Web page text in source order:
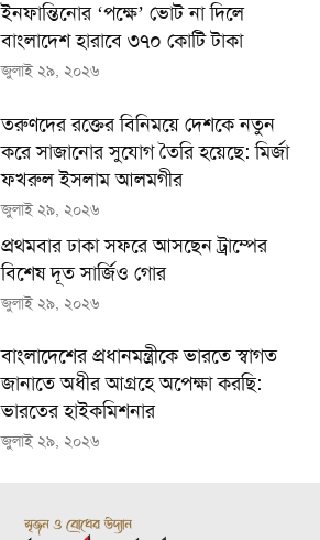
ইনফান্তিনোর ‘পক্ষে’ ভোট না দিলে
বাংলাদেশ হারাবে ৩৭০ কোটি টাকা
জুলাই ২৯, ২০২৬
তরুণদের রক্তের বিনিময়ে দেশকে নতুন
করে সাজানোর সুযোগ তৈরি হয়েছে: মির্জা
ফখরুল ইসলাম আলমগীর
জুলাই ২৯, ২০২৬
প্রথমবার ঢাকা সফরে আসছেন ট্রাম্পের
বিশেষ দূত সার্জিও গোর
জুলাই ২৯, ২০২৬
বাংলাদেশের প্রধানমন্ত্রীকে ভারতে স্বাগত
জানাতে অধীর আগ্রহে অপেক্ষা কর‌ছি:
ভারতের হাইকমিশনার
জুলাই ২৯, ২০২৬